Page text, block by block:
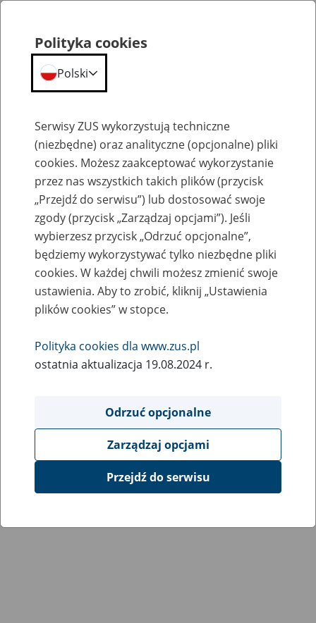
Przepraszamy,
podana strona nie została znaleziona.
Błąd 404
Przejdź do strony głównej
Polityka cookies
Polski
Serwisy ZUS wykorzystują techniczne
(niezbędne) oraz analityczne (opcjonalne) pliki
cookies. Możesz zaakceptować wykorzystanie
przez nas wszystkich takich plików (przycisk
„Przejdź do serwisu”) lub dostosować swoje
zgody (przycisk „Zarządzaj opcjami”). Jeśli
wybierzesz przycisk „Odrzuć opcjonalne”,
będziemy wykorzystywać tylko niezbędne pliki
cookies. W każdej chwili możesz zmienić swoje
ustawienia. Aby to zrobić, kliknij „Ustawienia
plików cookies” w stopce.
Polityka cookies dla www.zus.pl
ostatnia aktualizacja 19.08.2024 r.
Odrzuć opcjonalne
Zarządzaj opcjami
Przejdź do serwisu